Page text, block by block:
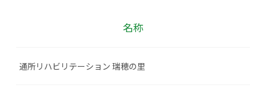
名称
通所リハビリテーション 瑞穂の里